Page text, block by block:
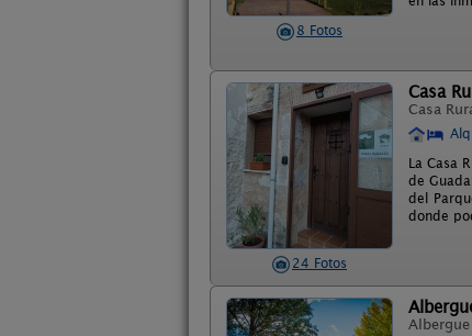
8 Fotos
24 Fotos
Casa
Casa
La Casa
de
del
donde
Albergue